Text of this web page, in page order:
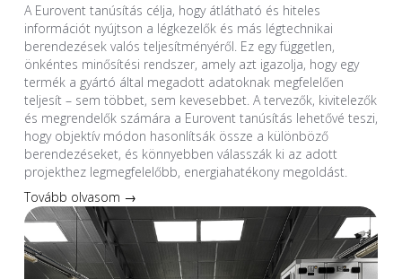
A Eurovent tanúsítás célja, hogy átlátható és hiteles
információt nyújtson a légkezelők és más légtechnikai
berendezések valós teljesítményéről. Ez egy független,
önkéntes minősítési rendszer, amely azt igazolja, hogy egy
termék a gyártó által megadott adatoknak megfelelően
teljesít – sem többet, sem kevesebbet. A tervezők, kivitelezők
és megrendelők számára a Eurovent tanúsítás lehetővé teszi,
hogy objektív módon hasonlítsák össze a különböző
berendezéseket, és könnyebben válasszák ki az adott
projekthez legmegfelelőbb, energiahatékony megoldást.
Tovább olvasom →